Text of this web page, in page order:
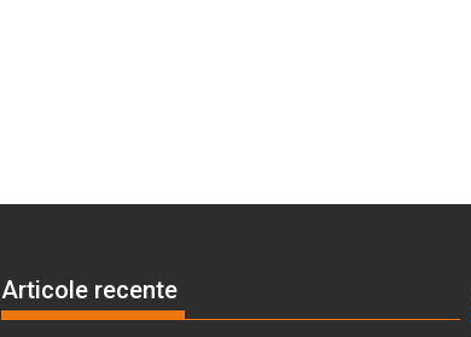
Articole recente